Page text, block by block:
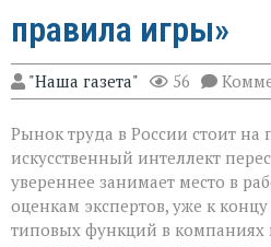
правила игры»
"Наша газета" 56
Рынок труда в России стоит
искусственный интеллект
увереннее занимает место в
оценкам экспертов, уже к
типовых функций в компаниях